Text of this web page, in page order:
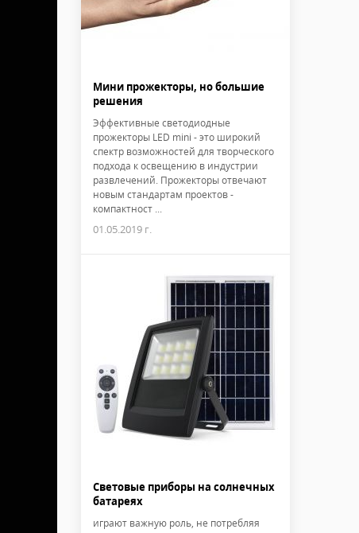
Мини прожекторы, но большие
решения
Эффективные светодиодные
прожекторы LED mini - это широкий
спектр возможностей для творческого
подхода к освещению в индустрии
развлечений. Прожекторы отвечают
новым стандартам проектов -
компактност ...
01.05.2019 г.
Световые приборы на солнечных
батареях
играют важную роль, не потребляя